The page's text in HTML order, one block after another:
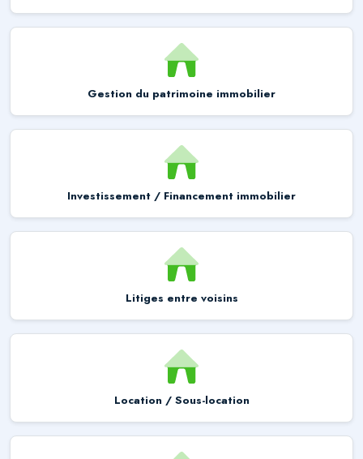
Gestion du patrimoine immobilier
Investissement / Financement immobilier
Litiges entre voisins
Location / Sous-location